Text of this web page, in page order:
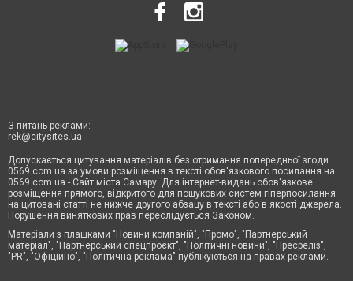
З питань реклами:
rek@citysites.ua
Допускається цитування матеріалів без отримання попередньої згоди
0569.com.ua за умови розміщення в тексті обов'язкового посилання на
0569.com.ua - Сайт міста Самару. Для інтернет-видань обов'язкове
розміщення прямого, відкритого для пошукових систем гіперпосилання
на цитовані статті не нижче другого абзацу в тексті або в якості джерела.
Порушення виняткових прав переслідується Законом.
Матеріали з плашками "Новини компаній", "Промо", "Партнерський
матеріал", "Партнерський спецпроєкт", "Політичні новини", "Пресреліз",
"PR", "Офіційно", "Політична реклама" публікуються на правах реклами.